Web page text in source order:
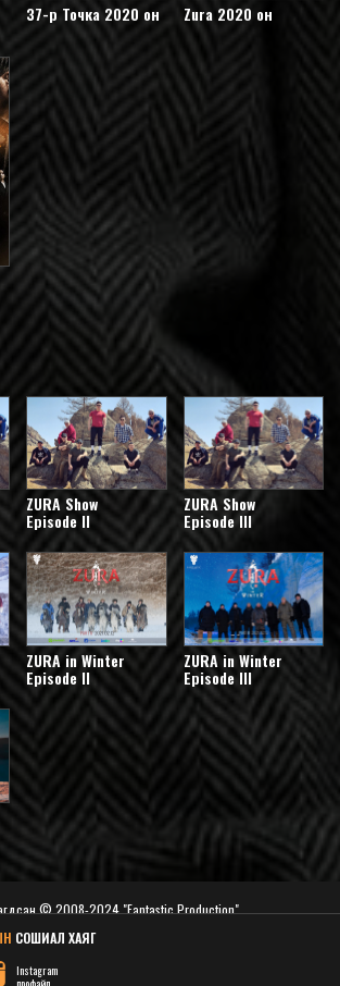
37-р Точка 2020 он Zura 2020 он
ZURA Show
Episode II
ZURA Show
Episode III
ZURA in Winter
Episode II
ZURA in Winter
Episode III
СОШИАЛ ХАЯГ
Instagram
© 2008-2024 "Fantastic Production"